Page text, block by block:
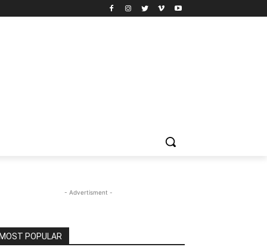
- Advertisment -
MOST POPULAR